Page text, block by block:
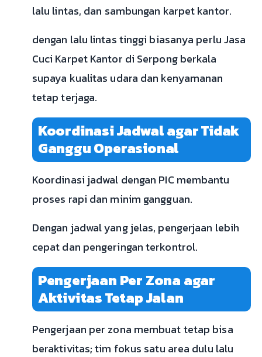
lalu lintas, dan sambungan karpet kantor.
dengan lalu lintas tinggi biasanya perlu Jasa
Cuci Karpet Kantor di Serpong berkala
supaya kualitas udara dan kenyamanan
tetap terjaga.
Koordinasi Jadwal agar Tidak
Ganggu Operasional
Koordinasi jadwal dengan PIC membantu
proses rapi dan minim gangguan.
Dengan jadwal yang jelas, pengerjaan lebih
cepat dan pengeringan terkontrol.
Pengerjaan Per Zona agar
Aktivitas Tetap Jalan
Pengerjaan per zona membuat tetap bisa
beraktivitas; tim fokus satu area dulu lalu